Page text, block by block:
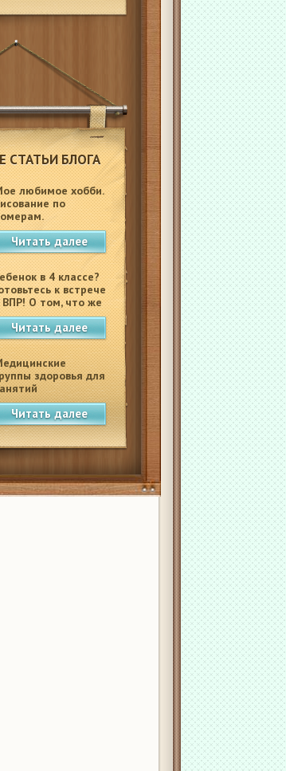
СТАТЬИ БЛОГА
любимое хобби.
по
Читать далее
в 4 классе?
к встрече
ВПР! О том, что же
такое.
Читать далее
здоровья для
в
Читать далее